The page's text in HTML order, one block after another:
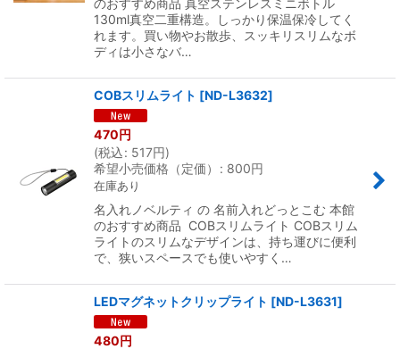
のおすすめ商品 真空ステンレスミニボトル
130ml真空二重構造。しっかり保温保冷してく
れます。買い物やお散歩、スッキリスリムなボ
ディは小さなバ…
COBスリムライト [ND-L3632]
470円
(税込: 517円)
希望小売価格（定価）
: 800円
在庫あり
名入れノベルティ の 名前入れどっとこむ 本館
のおすすめ商品 COBスリムライト COBスリム
ライトのスリムなデザインは、持ち運びに便利
で、狭いスペースでも使いやすく…
LEDマグネットクリップライト [ND-L3631]
480円